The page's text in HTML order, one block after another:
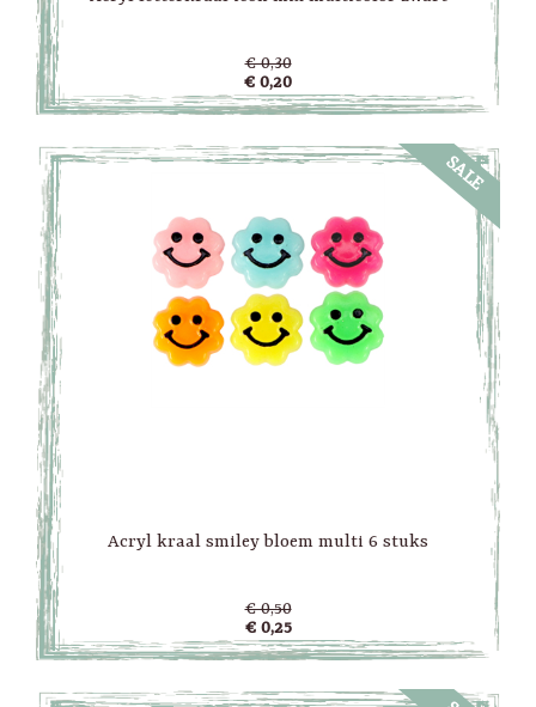
€ 0,30
€ 0,20
SALE
Acryl kraal smiley bloem multi 6 stuks
€ 0,50
€ 0,25